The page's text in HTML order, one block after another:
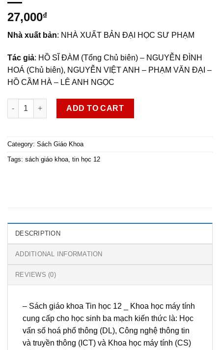
27,000₫
Nhà xuất bản: NHÀ XUẤT BẢN ĐẠI HỌC SƯ PHẠM
Tác giả: HỒ SĨ ĐÀM (Tổng Chủ biên) – NGUYỄN ĐÌNH
HOÁ (Chủ biên), NGUYỄN VIỆT ANH – PHẠM VĂN ĐẠI –
HỒ CẦM HÀ – LÊ ANH NGỌC
Tin học 12 (Khoa học máy tính) quantity
ADD TO CART
Category: Sách Giáo Khoa
Tags: sách giáo khoa tin học 12
DESCRIPTION
ADDITIONAL INFORMATION
REVIEWS (0)
– Sách giáo khoa Tin học 12 _ Khoa học máy tính
cung cấp cho học sinh ba mạch kiến thức là: Học
vấn số hoá phổ thông (DL), Công nghệ thông tin
và truyền thông (ICT) và Khoa học máy tính (CS)